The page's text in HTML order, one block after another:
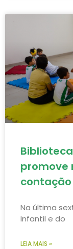
promove
Na última
Infantil e do
LEIA MAIS »